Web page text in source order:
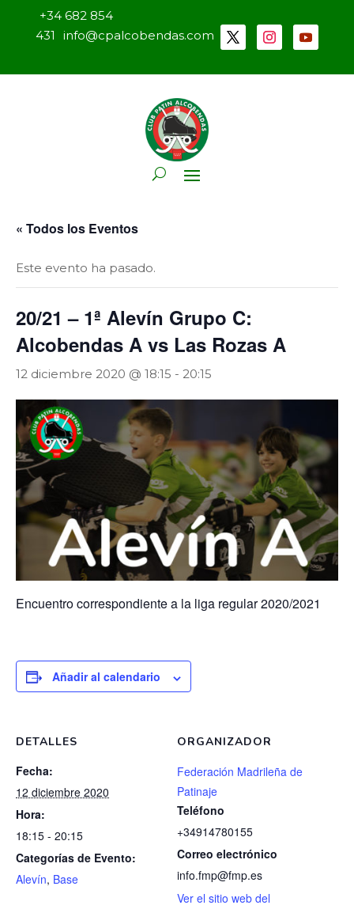
+34 682 854
431
info@cpalcobendas.com
« Todos los Eventos
Este evento ha pasado.
20/21 – 1ª Alevín Grupo C:
Alcobendas A vs Las Rozas A
12 diciembre 2020 @ 18:15 - 20:15
Encuentro correspondiente a la liga regular 2020/2021
Añadir al calendario
DETALLES
Fecha:
12 diciembre 2020
Hora:
18:15 - 20:15
Categorías de Evento:
Alevín, Base
ORGANIZADOR
Federación Madrileña de
Patinaje
Teléfono
+34914780155
Correo electrónico
info.fmp@fmp.es
Ver el sitio web del